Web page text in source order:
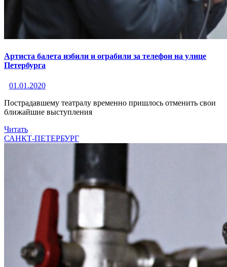
Артиста балета избили и ограбили за телефон на улице
Петербурга
01.01.2020
Пострадавшему театралу временно пришлось отменить свои
ближайшие выступления
Читать
САНКТ-ПЕТЕРБУРГ